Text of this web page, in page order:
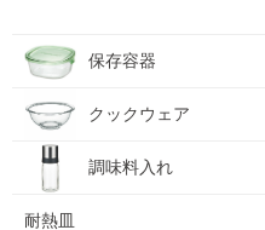
保存容器
クックウェア
調味料入れ
耐熱皿